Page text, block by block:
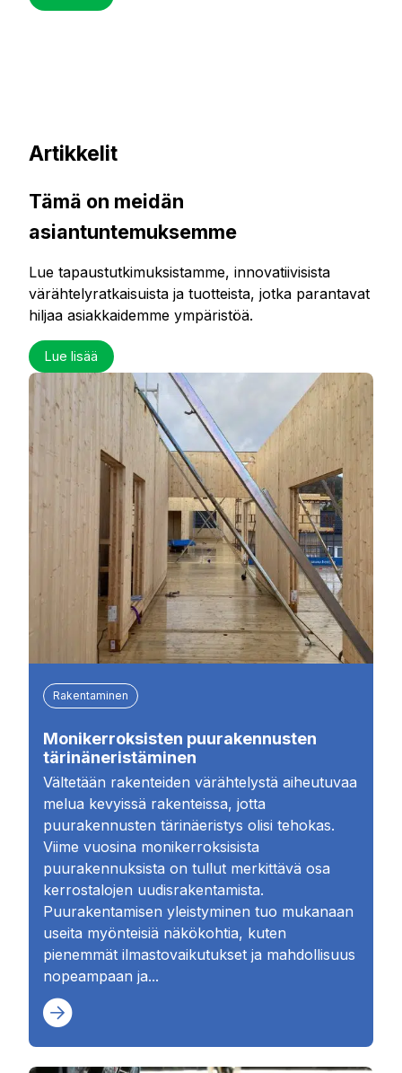
Artikkelit
Tämä on meidän
asiantuntemuksemme
Lue tapaustutkimuksistamme, innovatiivisista
värähtelyratkaisuista ja tuotteista, jotka parantavat
hiljaa asiakkaidemme ympäristöä.
Lue lisää
Rakentaminen
Monikerroksisten puurakennusten
tärinäneristäminen
Vältetään rakenteiden värähtelystä aiheutuvaa
melua kevyissä rakenteissa, jotta
puurakennusten tärinäeristys olisi tehokas.
Viime vuosina monikerroksisista
puurakennuksista on tullut merkittävä osa
kerrostalojen uudisrakentamista.
Puurakentamisen yleistyminen tuo mukanaan
useita myönteisiä näkökohtia, kuten
pienemmät ilmastovaikutukset ja mahdollisuus
nopeampaan ja...